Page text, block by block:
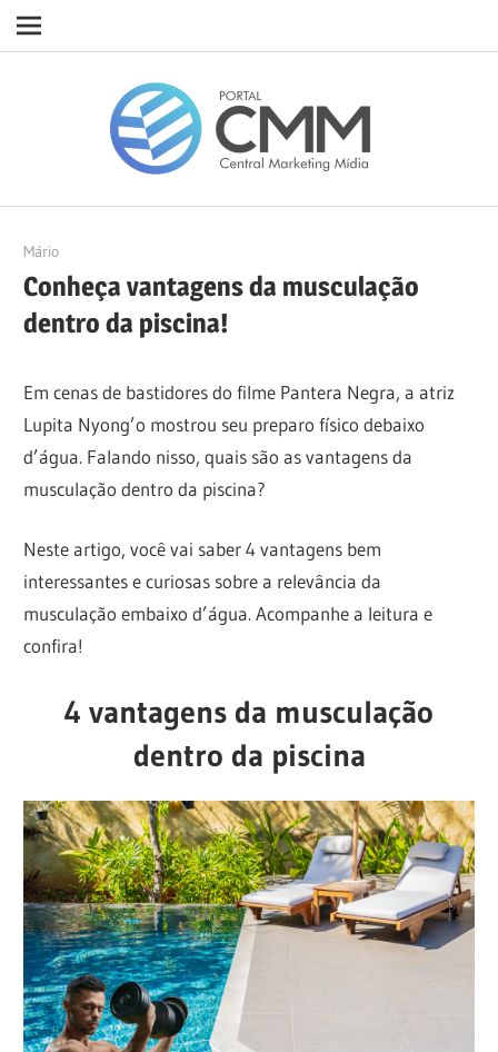
Navigation
10/02/2023
Mário
Conheça vantagens da musculação
dentro da piscina!
Em cenas de bastidores do filme Pantera Negra, a atriz
Lupita Nyong’o mostrou seu preparo físico debaixo
d’água. Falando nisso, quais são as vantagens da
musculação dentro da piscina?
Neste artigo, você vai saber 4 vantagens bem
interessantes e curiosas sobre a relevância da
musculação embaixo d’água. Acompanhe a leitura e
confira!
4 vantagens da musculação
dentro da piscina